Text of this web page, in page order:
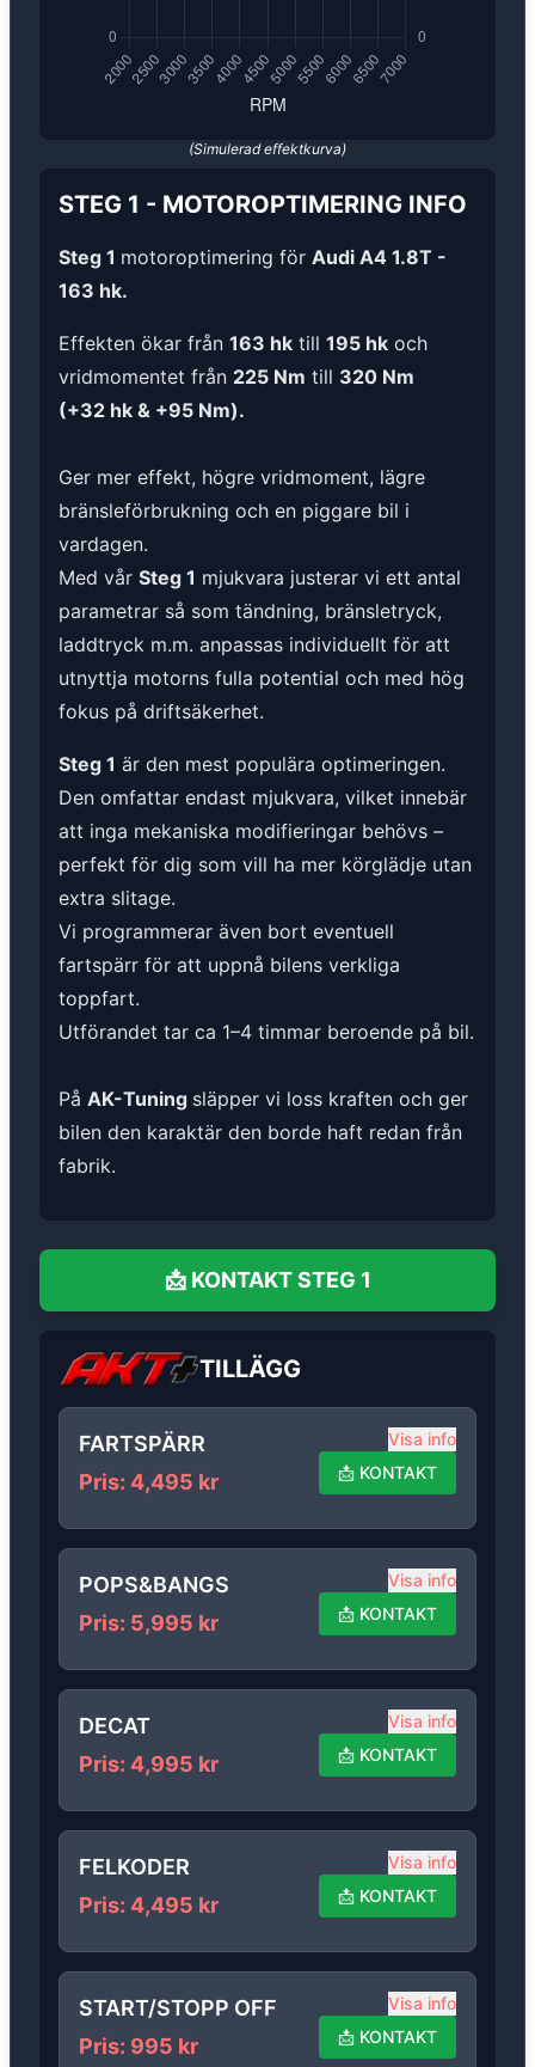
(Simulerad effektkurva)
STEG 1 - MOTOROPTIMERING INFO
Steg 1 motoroptimering för Audi A4 1.8T -
163 hk.
Effekten ökar från 163 hk till 195 hk och
vridmomentet från 225 Nm till 320 Nm
(+32 hk & +95 Nm).
Ger mer effekt, högre vridmoment, lägre
bränsleförbrukning och en piggare bil i
vardagen.
Med vår Steg 1 mjukvara justerar vi ett antal
parametrar så som tändning, bränsletryck,
laddtryck m.m. anpassas individuellt för att
utnyttja motorns fulla potential och med hög
fokus på driftsäkerhet.
Steg 1 är den mest populära optimeringen.
Den omfattar endast mjukvara, vilket innebär
att inga mekaniska modifieringar behövs –
perfekt för dig som vill ha mer körglädje utan
extra slitage.
Vi programmerar även bort eventuell
fartspärr för att uppnå bilens verkliga
toppfart.
Utförandet tar ca 1–4 timmar beroende på bil.
På AK-Tuning släpper vi loss kraften och ger
bilen den karaktär den borde haft redan från
fabrik.
📩 KONTAKT STEG 1
TILLÄGG
FARTSPÄRR
Pris: 4,495 kr
Visa info
📩 KONTAKT
POPS&BANGS
Pris: 5,995 kr
Visa info
📩 KONTAKT
DECAT
Pris: 4,995 kr
Visa info
📩 KONTAKT
FELKODER
Pris: 4,495 kr
Visa info
📩 KONTAKT
START/STOPP OFF
Pris: 995 kr
Visa info
📩 KONTAKT